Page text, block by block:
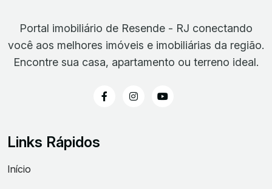
Portal imobiliário de Resende - RJ conectando
você aos melhores imóveis e imobiliárias da região.
Encontre sua casa, apartamento ou terreno ideal.
Links Rápidos
Início